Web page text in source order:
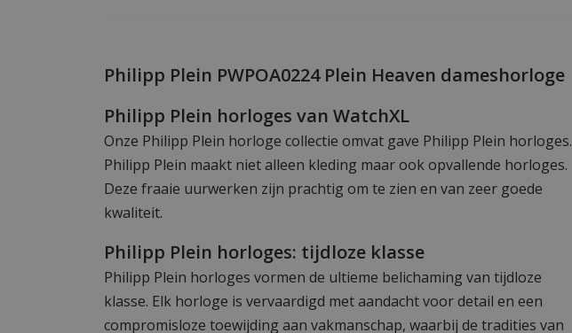
Philipp Plein PWPOA0224 Plein Heaven dameshorloge
Philipp Plein horloges van WatchXL
Onze Philipp Plein horloge collectie omvat gave Philipp Plein horloges.
Philipp Plein maakt niet alleen kleding maar ook opvallende horloges.
Deze fraaie uurwerken zijn prachtig om te zien en van zeer goede
kwaliteit.
Philipp Plein horloges: tijdloze klasse
Philipp Plein horloges vormen de ultieme belichaming van tijdloze
klasse. Elk horloge is vervaardigd met aandacht voor detail en een
compromisloze toewijding aan vakmanschap, waarbij de tradities van